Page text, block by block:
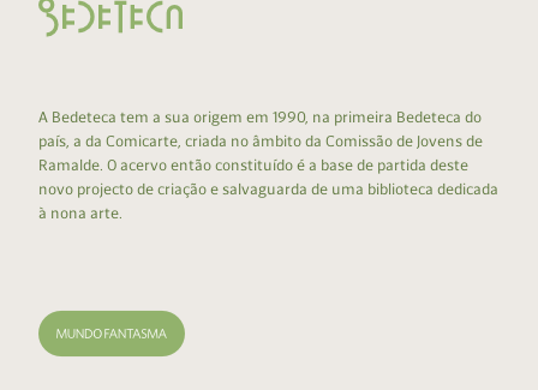
A Bedeteca tem a sua origem em 1990, na primeira Bedeteca do
país, a da Comicarte, criada no âmbito da Comissão de Jovens de
Ramalde. O acervo então constituído é a base de partida deste
novo projecto de criação e salvaguarda de uma biblioteca dedicada
à nona arte.